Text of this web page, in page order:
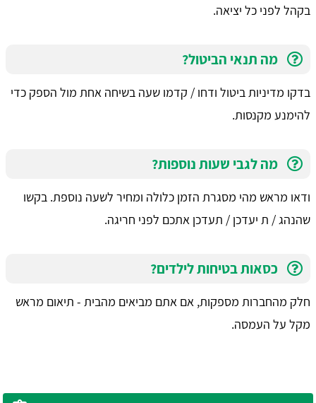
בקהל לפני כל יציאה.
מה תנאי הביטול?
בדקו מדיניות ביטול ודחו / קדמו שעה בשיחה אחת מול הספק כדי
להימנע מקנסות.
מה לגבי שעות נוספות?
ודאו מראש מהי מסגרת הזמן כלולה ומחיר לשעה נוספת. בקשו
שהנהג / ת יעדכן / תעדכן אתכם לפני חריגה.
כסאות בטיחות לילדים?
חלק מהחברות מספקות, אם אתם מביאים מהבית - תיאום מראש
מקל על העמסה.